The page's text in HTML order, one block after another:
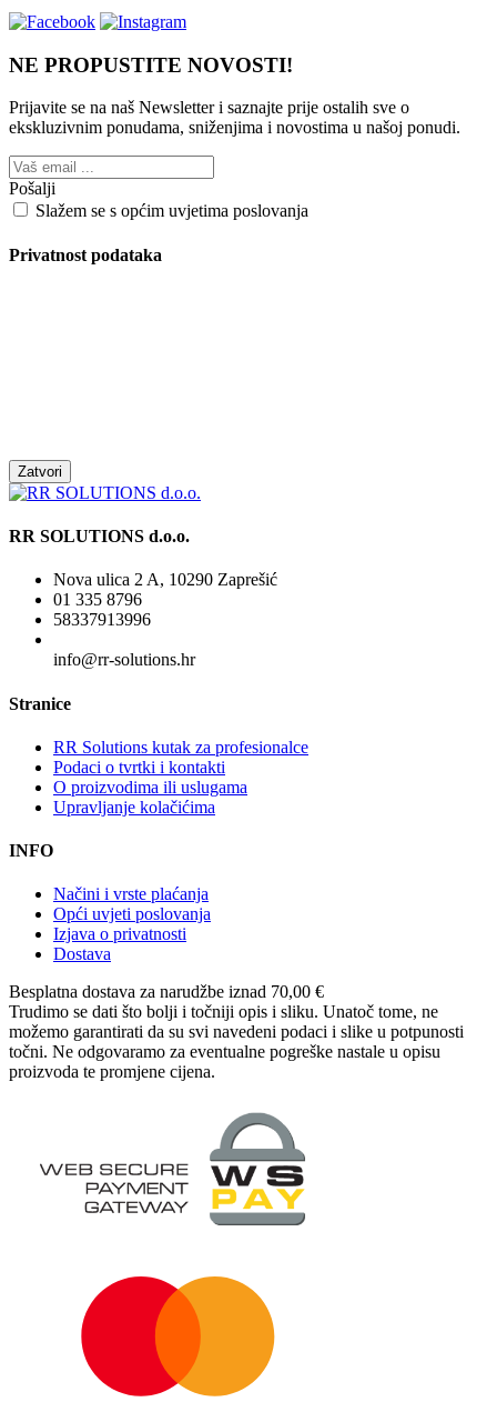
NE PROPUSTITE NOVOSTI!
Prijavite se na naš Newsletter i saznajte prije ostalih sve o
ekskluzivnim ponudama, sniženjima i novostima u našoj ponudi.
Pošalji
Slažem se s općim uvjetima poslovanja
Privatnost podataka
Zatvori
RR SOLUTIONS d.o.o.
Nova ulica 2 A, 10290 Zaprešić
01 335 8796
58337913996
info@rr-solutions.hr
Stranice
RR Solutions kutak za profesionalce
Podaci o tvrtki i kontakti
O proizvodima ili uslugama
Upravljanje kolačićima
INFO
Načini i vrste plaćanja
Opći uvjeti poslovanja
Izjava o privatnosti
Dostava
Besplatna dostava za narudžbe iznad 70,00 €
Trudimo se dati što bolji i točniji opis i sliku. Unatoč tome, ne
možemo garantirati da su svi navedeni podaci i slike u potpunosti
točni. Ne odgovaramo za eventualne pogreške nastale u opisu
proizvoda te promjene cijena.